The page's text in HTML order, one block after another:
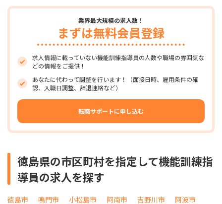
業界最大規模の求人数！
まずは無料会員登録
求人情報に載っていない機能訓練指導員の人数や職場の雰囲気な
どの情報をご提供！
あなたに代わって調整を行います！（面接日時、雇用条件の確
認、入職日調整、辞退連絡など）
転職サポートに申し込む
徳島県の市区町村を指定して機能訓練指
導員の求人を探す
徳島市 鳴門市 小松島市 阿南市 吉野川市 阿波市